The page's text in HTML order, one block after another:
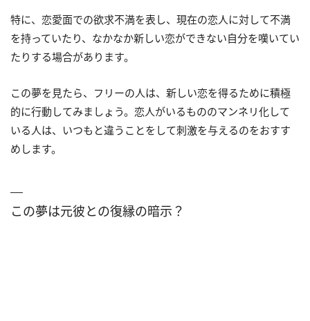
特に、恋愛面での欲求不満を表し、現在の恋人に対して不満
を持っていたり、なかなか新しい恋ができない自分を嘆いてい
たりする場合があります。
この夢を見たら、フリーの人は、新しい恋を得るために積極
的に行動してみましょう。恋人がいるもののマンネリ化して
いる人は、いつもと違うことをして刺激を与えるのをおすす
めします。
この夢は元彼との復縁の暗示？